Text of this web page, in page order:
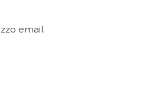
email.